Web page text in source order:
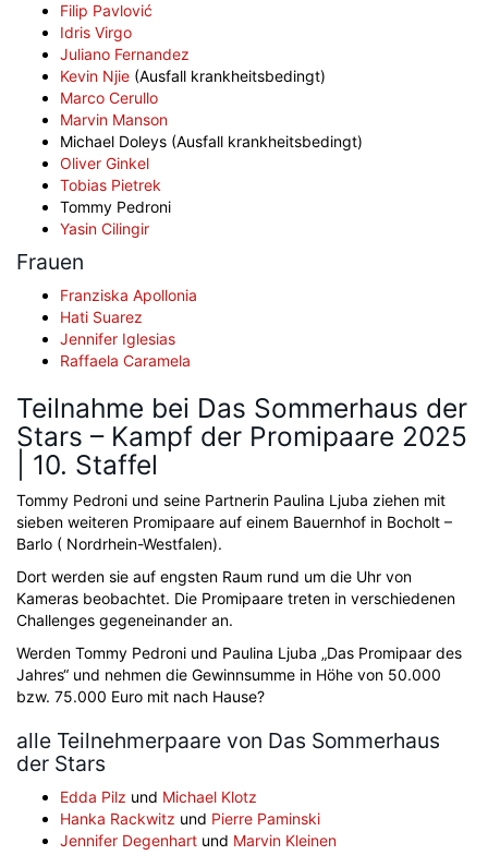
Filip Pavlović
Idris Virgo
Juliano Fernandez
Kevin Njie (Ausfall krankheitsbedingt)
Marco Cerullo
Marvin Manson
Michael Doleys (Ausfall krankheitsbedingt)
Oliver Ginkel
Tobias Pietrek
Tommy Pedroni
Yasin Cilingir
Frauen
Franziska Apollonia
Hati Suarez
Jennifer Iglesias
Raffaela Caramela
Teilnahme bei Das Sommerhaus der
Stars – Kampf der Promipaare 2025
| 10. Staffel
Tommy Pedroni und seine Partnerin Paulina Ljuba ziehen mit
sieben weiteren Promipaare auf einem Bauernhof in Bocholt –
Barlo ( Nordrhein-Westfalen).
Dort werden sie auf engsten Raum rund um die Uhr von
Kameras beobachtet. Die Promipaare treten in verschiedenen
Challenges gegeneinander an.
Werden Tommy Pedroni und Paulina Ljuba „Das Promipaar des
Jahres“ und nehmen die Gewinnsumme in Höhe von 50.000
bzw. 75.000 Euro mit nach Hause?
alle Teilnehmerpaare von Das Sommerhaus
der Stars
Edda Pilz und Michael Klotz
Hanka Rackwitz und Pierre Paminski
Jennifer Degenhart und Marvin Kleinen